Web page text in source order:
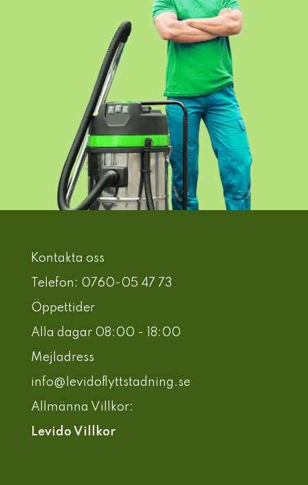
Kontakta oss
Telefon: 0760-05 47 73
Öppettider
Alla dagar 08:00 - 18:00
Mejladress
info@levidoflyttstadning.se
Allmänna Villkor:
Levido Villkor